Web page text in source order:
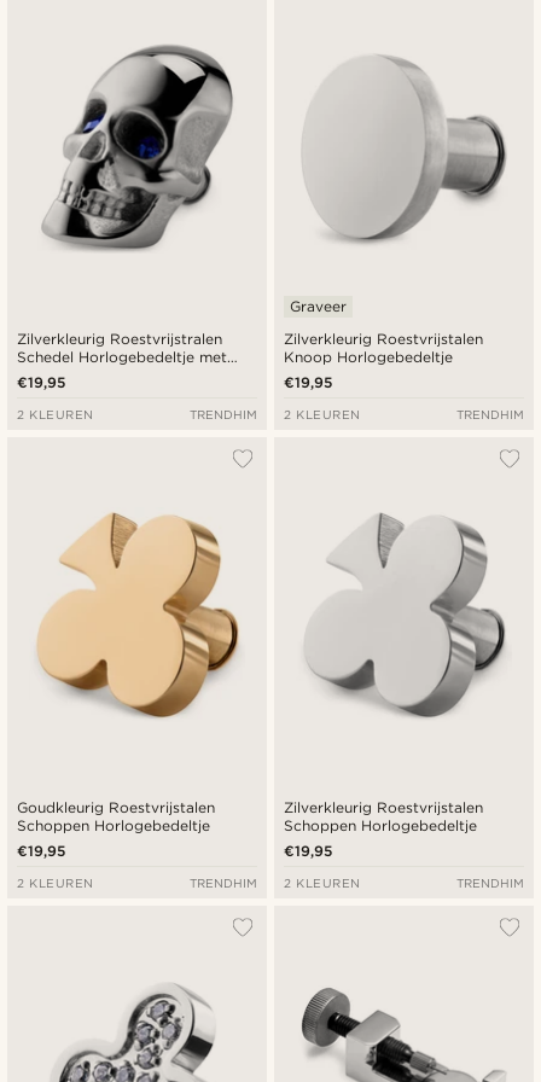
Zilverkleurig Roestvrijstralen
Schedel Horlogebedeltje met
Blauwe Zirkoontjes
€19,95
2 KLEUREN TRENDHIM
Zilverkleurig Roestvrijstalen
Knoop Horlogebedeltje
Graveer
€19,95
2 KLEUREN TRENDHIM
Goudkleurig Roestvrijstalen
Schoppen Horlogebedeltje
€19,95
2 KLEUREN TRENDHIM
Zilverkleurig Roestvrijstalen
Schoppen Horlogebedeltje
€19,95
2 KLEUREN TRENDHIM